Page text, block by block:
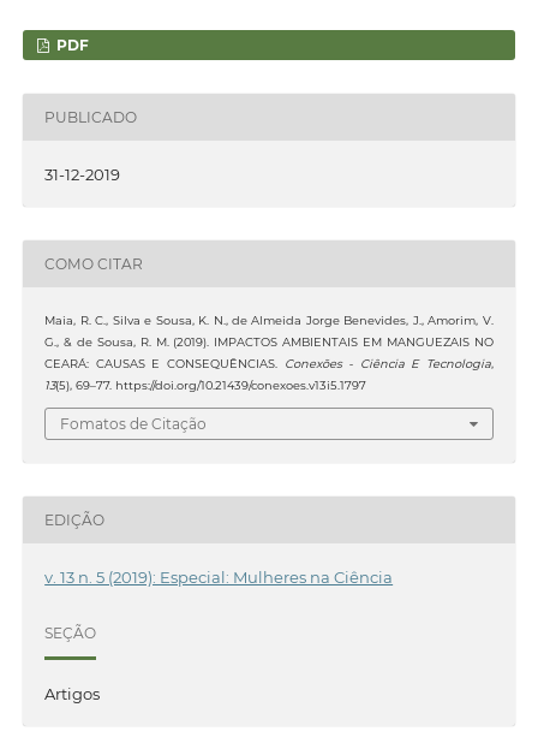
PDF
PUBLICADO
31-12-2019
COMO CITAR
Maia, R. C., Silva e Sousa, K. N., de Almeida Jorge Benevides, J., Amorim, V.
G., & de Sousa, R. M. (2019). IMPACTOS AMBIENTAIS EM MANGUEZAIS NO
CEARÁ: CAUSAS E CONSEQUÊNCIAS.
Conexões - Ciência E Tecnologia,
13(5), 69–77. https://doi.org/10.21439/conexoes.v13i5.1797
Fomatos de Citação
EDIÇÃO
v. 13 n. 5 (2019): Especial: Mulheres na Ciência
SEÇÃO
Artigos